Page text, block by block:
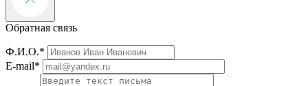
Обратная связь
Ф.И.О.*
E-mail*